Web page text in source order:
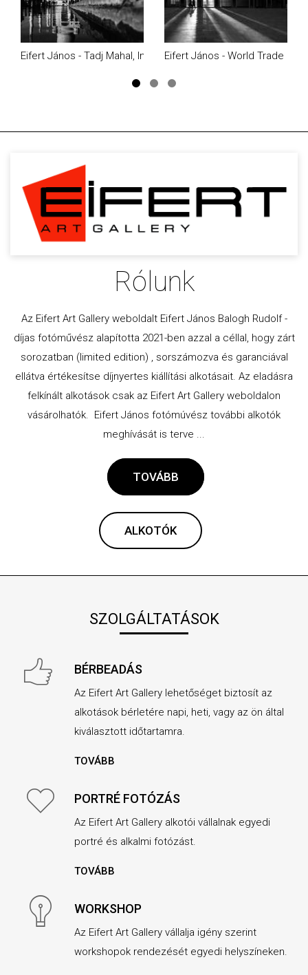
Eifert János - Tadj Mahal, India (1974)Eifert János - World Trade
Rólunk
Az Eifert Art Gallery weboldalt Eifert János Balogh Rudolf -
díjas fotóművész alapította 2021-ben azzal a céllal, hogy zárt
sorozatban (limited edition) , sorszámozva és garanciával
ellátva értékesítse díjnyertes kiállítási alkotásait. Az eladásra
felkínált alkotások csak az Eifert Art Gallery weboldalon
vásárolhatók. Eifert János fotómúvész további alkotók
meghívását is terve ...
TOVÁBB
ALKOTÓK
SZOLGÁLTATÁSOK
BÉRBEADÁS
Az Eifert Art Gallery lehetőséget biztosít az
alkotások bérletére napi, heti, vagy az ön által
kiválasztott időtartamra.
TOVÁBB
PORTRÉ FOTÓZÁS
Az Eifert Art Gallery alkotói vállalnak egyedi
portré és alkalmi fotózást.
TOVÁBB
WORKSHOP
Az Eifert Art Gallery vállalja igény szerint
workshopok rendezését egyedi helyszíneken.